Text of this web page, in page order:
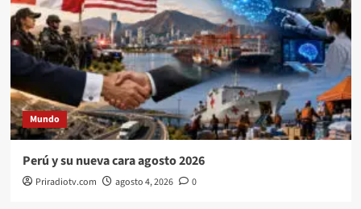
Mundo
Perú y su nueva cara agosto 2026
Priradiotv.com agosto 4, 2026 0